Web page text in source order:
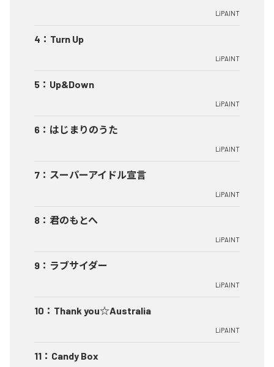
LiPAINT
4 ： Turn Up
LiPAINT
5 ： Up&Down
LiPAINT
6 ： はじまりのうた
LiPAINT
7 ： スーパーアイドル宣言
LiPAINT
8 ： 君のもとへ
LiPAINT
9 ： ラブサイダー
LiPAINT
10 ： Thank you☆Australia
LiPAINT
11 ： Candy Box